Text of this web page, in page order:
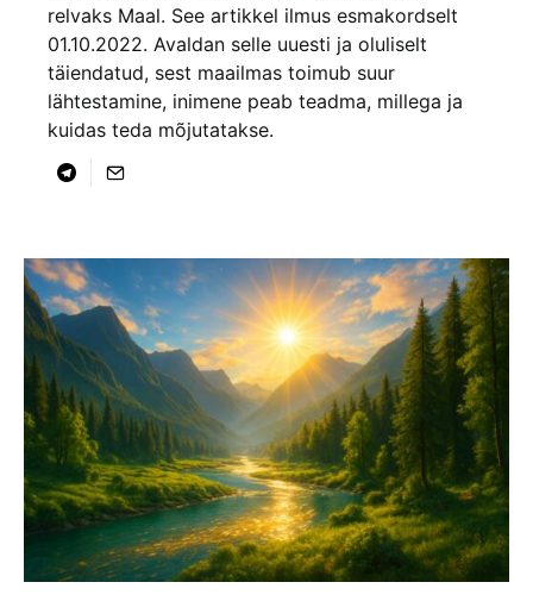
relvaks Maal. See artikkel ilmus esmakordselt
01.10.2022. Avaldan selle uuesti ja oluliselt
täiendatud, sest maailmas toimub suur
lähtestamine, inimene peab teadma, millega ja
kuidas teda mõjutatakse.